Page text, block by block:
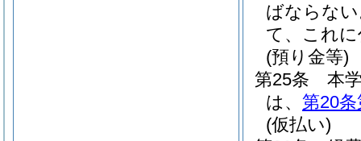
ばならな
て、これ
(預り金等)
第25条
本
は、 第20
(仮払い)